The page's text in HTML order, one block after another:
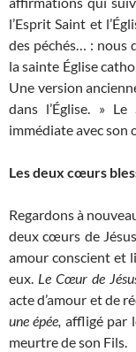
l’Esprit Saint et
des péchés… : nous
la sainte Église
Une version
dans l’Église. »
immédiate avec son
Les deux cœurs
Regardons à
deux cœurs de
amour conscient et
eux. Le Cœur de
acte d’amour et de
une épée, affligé par
meurtre de son Fils.